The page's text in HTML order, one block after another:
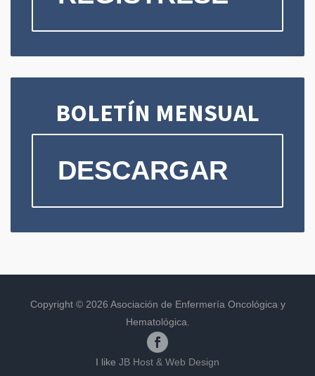
BOLETÍN MENSUAL
DESCARGAR
Copyright © 2026 Asociación de Enfermería Oncológica y
Hematológica.
I like JB Host & Web Design